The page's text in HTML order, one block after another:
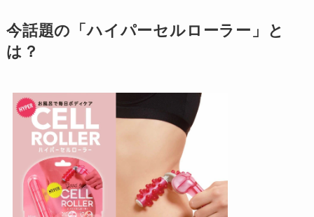
今話題の「ハイパーセルローラー」と
は？